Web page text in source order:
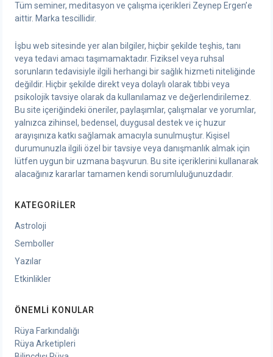
Tüm seminer, meditasyon ve çalışma içerikleri Zeynep Ergen’e
aittir. Marka tescillidir.
İşbu web sitesinde yer alan bilgiler, hiçbir şekilde teşhis, tanı
veya tedavi amacı taşımamaktadır. Fiziksel veya ruhsal
sorunların tedavisiyle ilgili herhangi bir sağlık hizmeti niteliğinde
değildir. Hiçbir şekilde direkt veya dolaylı olarak tıbbi veya
psikolojik tavsiye olarak da kullanılamaz ve değerlendirilemez.
Bu site içeriğindeki öneriler, paylaşımlar, çalışmalar ve yorumlar,
yalnızca zihinsel, bedensel, duygusal destek ve iç huzur
arayışınıza katkı sağlamak amacıyla sunulmuştur. Kişisel
durumunuzla ilgili özel bir tavsiye veya danışmanlık almak için
lütfen uygun bir uzmana başvurun. Bu site içeriklerini kullanarak
alacağınız kararlar tamamen kendi sorumluluğunuzdadır.
KATEGORILER
Astroloji
Semboller
Yazılar
Etkinlikler
ÖNEMLI KONULAR
Rüya Farkındalığı
Rüya Arketipleri